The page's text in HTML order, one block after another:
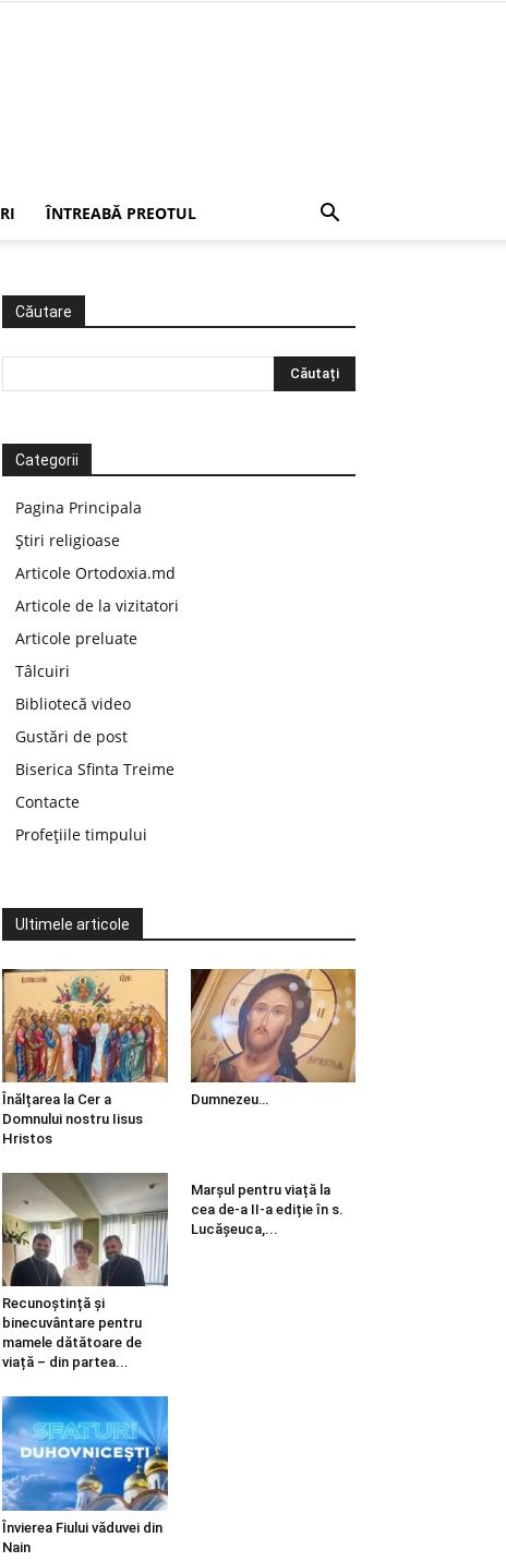
ÎNTREABĂ PREOTUL
Căutare
Categorii
Pagina Principala
Știri religioase
Articole Ortodoxia.md
Articole de la vizitatori
Articole preluate
Tâlcuiri
Bibliotecă video
Gustări de post
Biserica Sfinta Treime
Contacte
Profețiile timpului
Ultimele articole
Înălțarea la Cer a
Domnului nostru Iisus
Hristos
Dumnezeu…
Recunoștință și
binecuvântare pentru
mamele dătătoare de
viață – din partea...
Marșul pentru viață la
cea de-a II-a ediție în s.
Lucășeuca,...
Învierea Fiului văduvei din
Nain